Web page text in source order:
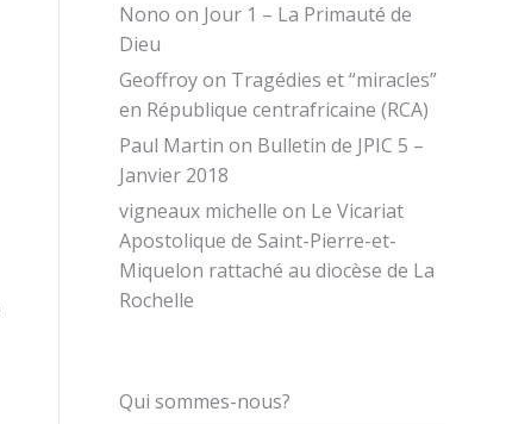
Nono on Jour 1 – La Primauté de
Dieu
Geoffroyon Tragédies et “miracles”
en République centrafricaine (RCA)
Paul Martin on Bulletin de JPIC 5 –
Janvier 2018
vigneaux michelle on Le Vicariat
Apostolique de Saint-Pierre-et-
Miquelon rattaché au diocèse de La
Rochelle
Qui sommes-nous?